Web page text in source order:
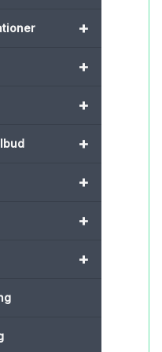
+
+
+
+
+
+
+